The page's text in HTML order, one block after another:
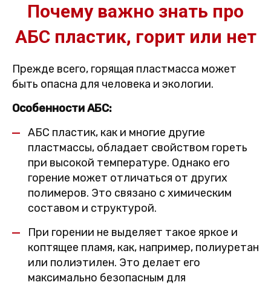
Почему важно знать про
АБС пластик, горит или нет
Прежде всего, горящая пластмасса может
быть опасна для человека и экологии.
Особенности АБС:
АБС пластик, как и многие другие
пластмассы, обладает свойством гореть
при высокой температуре. Однако его
горение может отличаться от других
полимеров. Это связано с химическим
составом и структурой.
При горении не выделяет такое яркое и
коптящее пламя, как, например, полиуретан
или полиэтилен. Это делает его
максимально безопасным для